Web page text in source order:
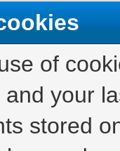
of
your
stored